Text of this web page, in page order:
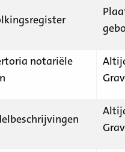
notariële